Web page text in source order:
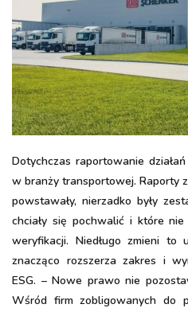
Dotychczas raportowanie
w branży transportowej. Raporty
powstawały, nierzadko były
chciały się pochwalić i które
weryfikacji. Niedługo zmieni to
znacząco rozszerza zakres i
ESG. – Nowe prawo nie
Wśród firm zobligowanych do